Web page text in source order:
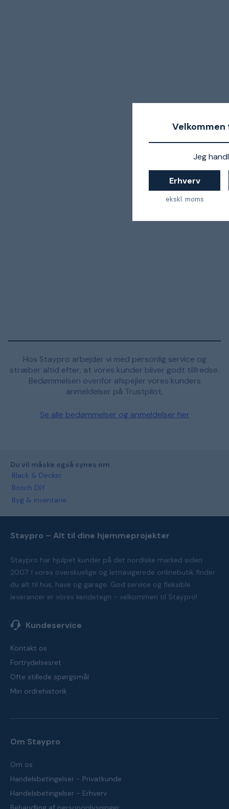
Jeg
Erhverv
ekskl. moms
Hos Staypro arbejder vi med personlig service og
stræber altid efter, at vores kunder bliver godt tilfredse.
Bedømmelsen ovenfor afspejler vores kunders
anmeldelser på Trustpilot.
Se alle bedømmelser og anmeldelser her
Du vil måske også synes om
Black & Decker
Bosch DIY
Byg & inventarie
Staypro – Alt til dine hjemmeprojekter
Staypro har hjulpet kunder på det nordiske marked siden
2007. I vores overskuelige og letnavigerede onlinebutik finder
du alt til hus, have og garage. God service og fleksible
leverancer er vores kendetegn - velkommen til Staypro!
Kundeservice
Kontakt os
Fortrydelsesret
Ofte stillede spørgsmål
Min ordrehistorik
Om Staypro
Om os
Handelsbetingelser - Privatkunde
Handelsbetingelser - Erhverv